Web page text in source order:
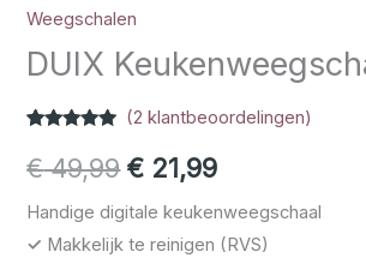
Weegschalen
DUIX
5.00op 5
gebaseerd
klantbeoordelingen
(2 klantbeoordelingen)
€49,99 Oorspronkelijke
€ 21,99Huidige
Handige digitale keukenweegschaal
✓ Makkelijk te reinigen (RVS)